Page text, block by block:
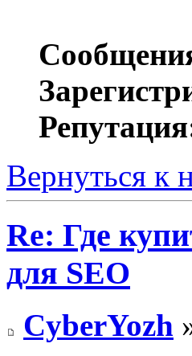
Вернуться к
Re: Где
для SEO
CyberYozh